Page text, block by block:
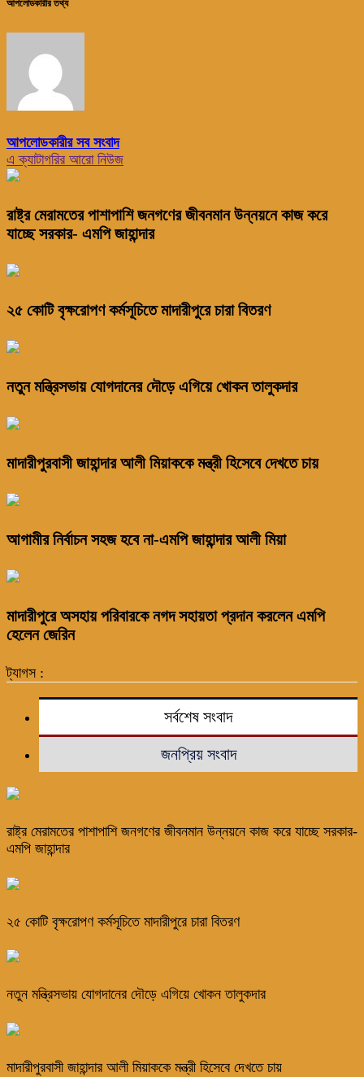
আপলোডকারীর তথ্য
আপলোডকারীর সব সংবাদ
এ ক্যাটাগরির আরো নিউজ
রাষ্ট্র মেরামতের পাশাপাশি জনগণের জীবনমান উন্নয়নে কাজ করে
যাচ্ছে সরকার- এমপি জাহান্দার
২৫ কোটি বৃক্ষরোপণ কর্মসূচিতে মাদারীপুরে চারা বিতরণ
নতুন মন্ত্রিসভায় যোগদানের দৌড়ে এগিয়ে খোকন তালুকদার
মাদারীপুরবাসী জাহান্দার আলী মিয়াককে মন্ত্রী হিসেবে দেখতে চায়
আগামীর নির্বাচন সহজ হবে না-এমপি জাহান্দার আলী মিয়া
মাদারীপুরে অসহায় পরিবারকে নগদ সহায়তা প্রদান করলেন এমপি
হেলেন জেরিন
ট্যাগস :
সর্বশেষ সংবাদ
জনপ্রিয় সংবাদ
রাষ্ট্র মেরামতের পাশাপাশি জনগণের জীবনমান উন্নয়নে কাজ করে যাচ্ছে সরকার-
এমপি জাহান্দার
২৫ কোটি বৃক্ষরোপণ কর্মসূচিতে মাদারীপুরে চারা বিতরণ
নতুন মন্ত্রিসভায় যোগদানের দৌড়ে এগিয়ে খোকন তালুকদার
মাদারীপুরবাসী জাহান্দার আলী মিয়াককে মন্ত্রী হিসেবে দেখতে চায়